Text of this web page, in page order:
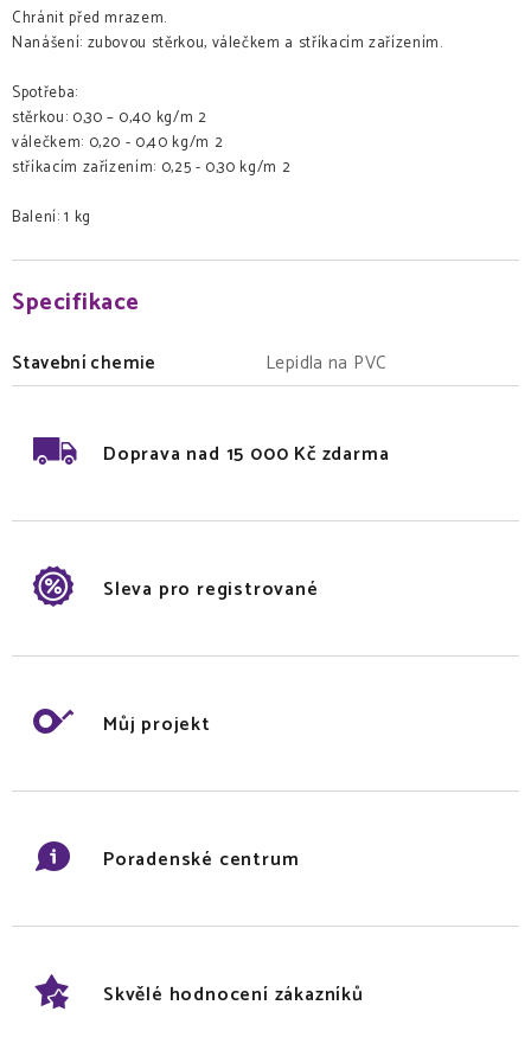
Chránit před mrazem.
Nanášení: zubovou stěrkou, válečkem a stříkacím zařízením.
Spotřeba:
stěrkou: 0,30 – 0,40 kg/m 2
válečkem: 0,20 - 0,40 kg/m 2
stříkacím zařízením: 0,25 - 0,30 kg/m 2
Balení: 1 kg
Specifikace
Stavební chemie Lepidla na PVC
Doprava nad 15 000 Kč zdarma
Sleva pro registrované
Můj projekt
Poradenské centrum
Skvělé hodnocení zákazníků